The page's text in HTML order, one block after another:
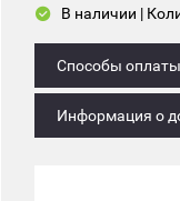
В наличии |
Способы оплаты
Информация о